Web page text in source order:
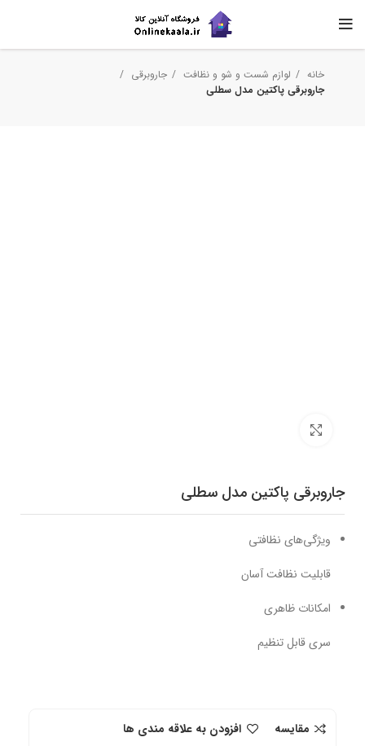
خانه لوازم شست و شو و نظافت
جاروبرقی
جاروبرقی پاکتین مدل سطلی
جاروبرقی پاکتین مدل سطلی
ویژگی‌های نظافتی
قابلیت نظافت آسان
امکانات ظاهری
سری قابل تنظیم
مقایسه
افزودن به علاقه مندی ها